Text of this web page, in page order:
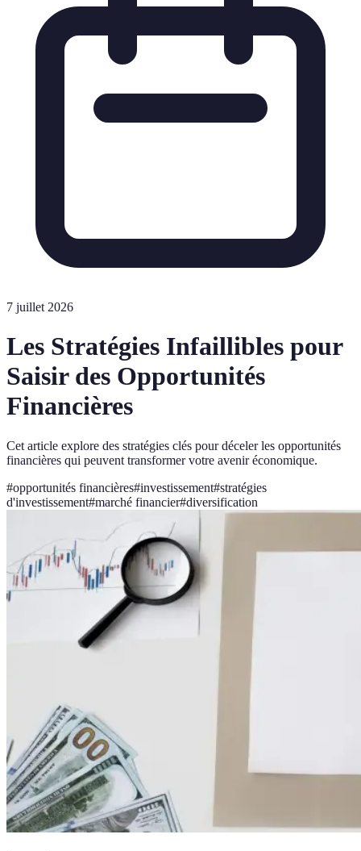
7 juillet 2026
Les Stratégies Infaillibles pour
Saisir des Opportunités
Financières
Cet article explore des stratégies clés pour déceler les opportunités
financières qui peuvent transformer votre avenir économique.
#opportunités financières#investissement#stratégies
d'investissement#marché financier#diversification